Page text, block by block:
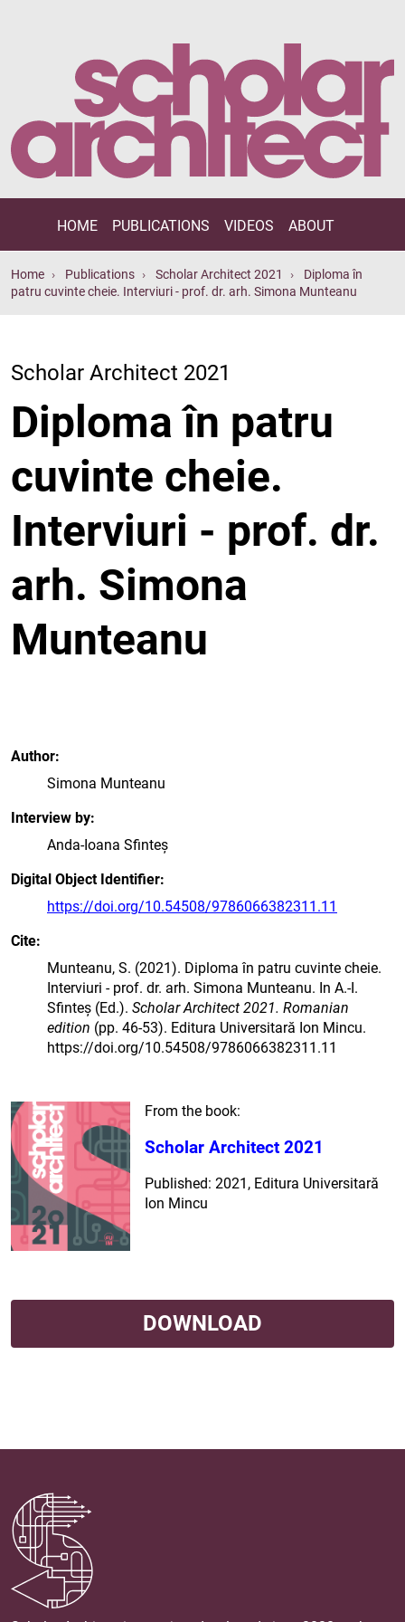
HOME PUBLICATIONS VIDEOS ABOUT
Home Publications Scholar Architect 2021
Diploma în
patru cuvinte cheie. Interviuri - prof. dr. arh. Simona Munteanu
Scholar Architect 2021
Diploma în patru
cuvinte cheie.
Interviuri - prof. dr.
arh. Simona
Munteanu
Author
Simona Munteanu
Interview by
Anda-Ioana Sfinteș
Digital Object Identifier
https://doi.org/10.54508/9786066382311.11
Cite
Munteanu, S. (2021). Diploma în patru cuvinte cheie.
Interviuri - prof. dr. arh. Simona Munteanu. In A.-I.
Sfinteș (Ed.). Scholar Architect 2021. Romanian
edition (pp. 46-53). Editura Universitară Ion Mincu.
https://doi.org/10.54508/9786066382311.11
From the book:
Scholar Architect 2021
Published: 2021, Editura Universitară
Ion Mincu
DOWNLOAD